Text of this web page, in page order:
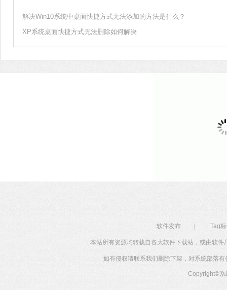
解决Win10系统中桌面快捷方式无法添加的方法是什么？
XP系统桌面快捷方式无法删除如何解决
软件发布 | Tag
本站所有资源均转载自各大软件下载站，或由软
如有侵权请联系我们删除下架，对系统部落
Copyright©系